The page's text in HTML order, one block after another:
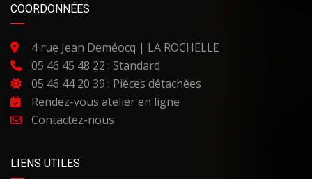
COORDONNÉES
4 rue Jean Deméocq | LA ROCHELLE
05 46 45 48 22 : Standard
05 46 44 20 39 : Pièces détachées
Rendez-vous atelier en ligne
Contactez-nous
LIENS UTILES